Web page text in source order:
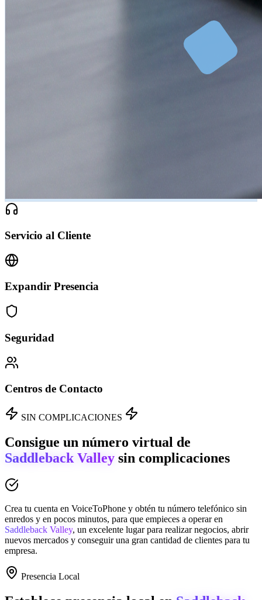
Servicio al Cliente
Expandir Presencia
Seguridad
Centros de Contacto
SIN COMPLICACIONES
Consigue un número virtual de
Saddleback Valley sin complicaciones
Crea tu cuenta en VoiceToPhone y obtén tu número telefónico sin
enredos y en pocos minutos, para que empieces a operar en
Saddleback Valley, un excelente lugar para realizar negocios, abrir
nuevos mercados y conseguir una gran cantidad de clientes para tu
empresa.
Presencia Local